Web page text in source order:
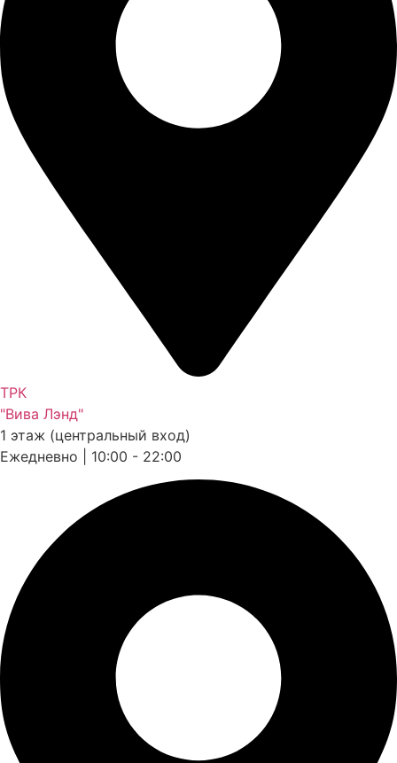
ТРК
"Вива Лэнд"
1 этаж (центральный вход)
Ежедневно | 10:00 - 22:00